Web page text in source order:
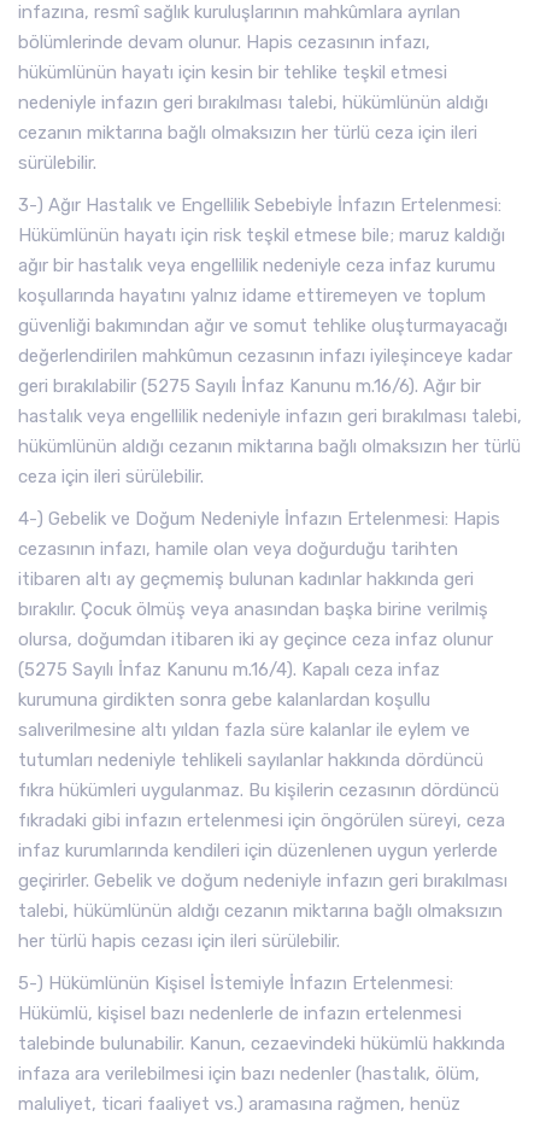
infazına, resmî sağlık kuruluşlarının mahkûmlara ayrılan
bölümlerinde devam olunur. Hapis cezasının infazı,
hükümlünün hayatı için kesin bir tehlike teşkil etmesi
nedeniyle infazın geri bırakılması talebi, hükümlünün aldığı
cezanın miktarına bağlı olmaksızın her türlü ceza için ileri
sürülebilir.
3-) Ağır Hastalık ve Engellilik Sebebiyle İnfazın Ertelenmesi:
Hükümlünün hayatı için risk teşkil etmese bile; maruz kaldığı
ağır bir hastalık veya engellilik nedeniyle ceza infaz kurumu
koşullarında hayatını yalnız idame ettiremeyen ve toplum
güvenliği bakımından ağır ve somut tehlike oluşturmayacağı
değerlendirilen mahkûmun cezasının infazı iyileşinceye kadar
geri bırakılabilir (5275 Sayılı İnfaz Kanunu m.16/6). Ağır bir
hastalık veya engellilik nedeniyle infazın geri bırakılması talebi,
hükümlünün aldığı cezanın miktarına bağlı olmaksızın her türlü
ceza için ileri sürülebilir.
4-) Gebelik ve Doğum Nedeniyle İnfazın Ertelenmesi: Hapis
cezasının infazı, hamile olan veya doğurduğu tarihten
itibaren altı ay geçmemiş bulunan kadınlar hakkında geri
bırakılır. Çocuk ölmüş veya anasından başka birine verilmiş
olursa, doğumdan itibaren iki ay geçince ceza infaz olunur
(5275 Sayılı İnfaz Kanunu m.16/4). Kapalı ceza infaz
kurumuna girdikten sonra gebe kalanlardan koşullu
salıverilmesine altı yıldan fazla süre kalanlar ile eylem ve
tutumları nedeniyle tehlikeli sayılanlar hakkında dördüncü
fıkra hükümleri uygulanmaz. Bu kişilerin cezasının dördüncü
fıkradaki gibi infazın ertelenmesi için öngörülen süreyi, ceza
infaz kurumlarında kendileri için düzenlenen uygun yerlerde
geçirirler. Gebelik ve doğum nedeniyle infazın geri bırakılması
talebi, hükümlünün aldığı cezanın miktarına bağlı olmaksızın
her türlü hapis cezası için ileri sürülebilir.
5-) Hükümlünün Kişisel İstemiyle İnfazın Ertelenmesi:
Hükümlü, kişisel bazı nedenlerle de infazın ertelenmesi
talebinde bulunabilir. Kanun, cezaevindeki hükümlü hakkında
infaza ara verilebilmesi için bazı nedenler (hastalık, ölüm,
maluliyet, ticari faaliyet vs.) aramasına rağmen, henüz